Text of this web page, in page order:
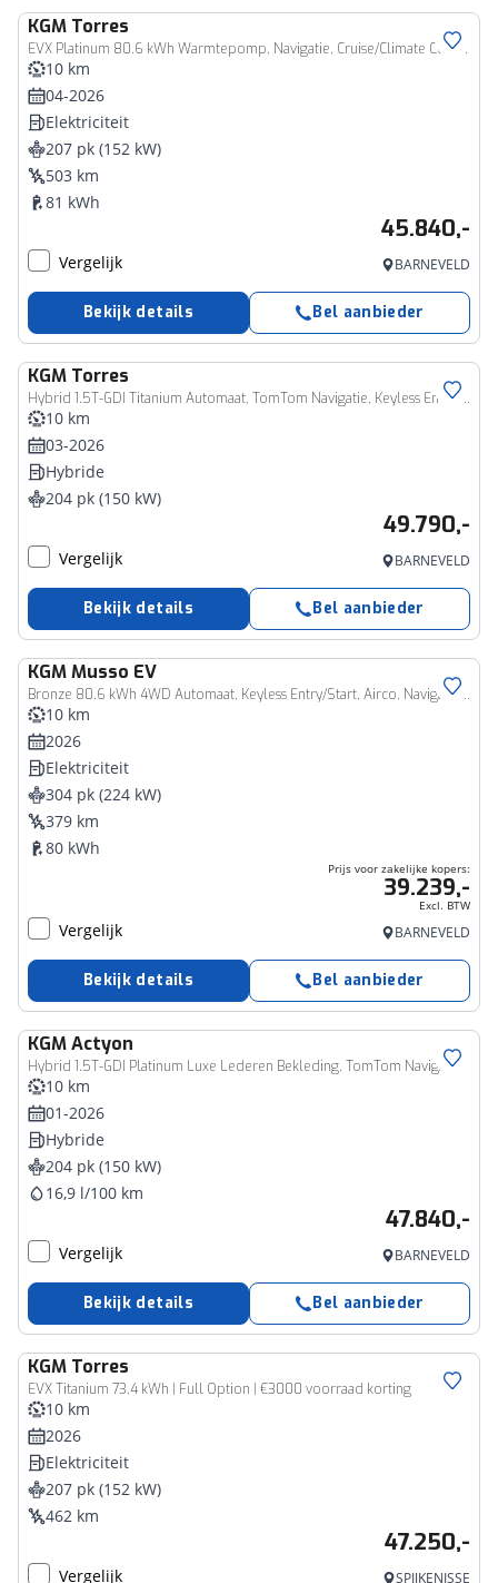
KGM Torres
EVX Platinum 80.6 kWh Warmtepomp, Navigatie, Cruise/Climate Control, Digitaal instrumentenpaneel, 1500KG trekgewicht, LM velgen 18"inch, Stoelventilatie, Lederen bekleding
10 km
04-2026
Elektriciteit
207 pk (152 kW)
503 km
81 kWh
45.840,-
Vergelijk BARNEVELD
Bekijk details Bel aanbieder
KGM Torres
Hybrid 1.5T-GDI Titanium Automaat, TomTom Navigatie, Keyless Entry/Start, Dodehoek detectie, Applecarpl./Andr. Auto, Elektr. Voorstoelen, Stoel Verw./Verkoeling.
10 km
03-2026
Hybride
204 pk (150 kW)
49.790,-
Vergelijk BARNEVELD
Bekijk details Bel aanbieder
KGMMusso EV
Bronze 80.6 kWh 4WD Automaat, Keyless Entry/Start, Airco, Navigatie, 4x4, 2300kg trekgewicht!
Zakelijk voertuig
10 km
2026
Elektriciteit
304 pk (224 kW)
379 km
80 kWh
Prijs voor zakelijke kopers:
39.239,-
Excl. BTW
Vergelijk BARNEVELD
Bekijk details Bel aanbieder
KGMActyon
Hybrid 1.5T-GDI Platinum Luxe Lederen Bekleding, TomTom Navigatie, Keyless Entry/Start, Dodehoek detectie, Applecarpl./Andr. Auto, Elektr. Voorstoelen, Stoel Verw./Verkoeling.
10 km
01-2026
Hybride
204 pk (150 kW)
16,9 l/100 km
47.840,-
Vergelijk BARNEVELD
Bekijk details Bel aanbieder
KGM Torres
EVX Titanium 73,4 kWh | Full Option | €3000 voorraad korting
10 km
2026
Elektriciteit
207 pk (152 kW)
462 km
47.250,-
Vergelijk SPIJKENISSE